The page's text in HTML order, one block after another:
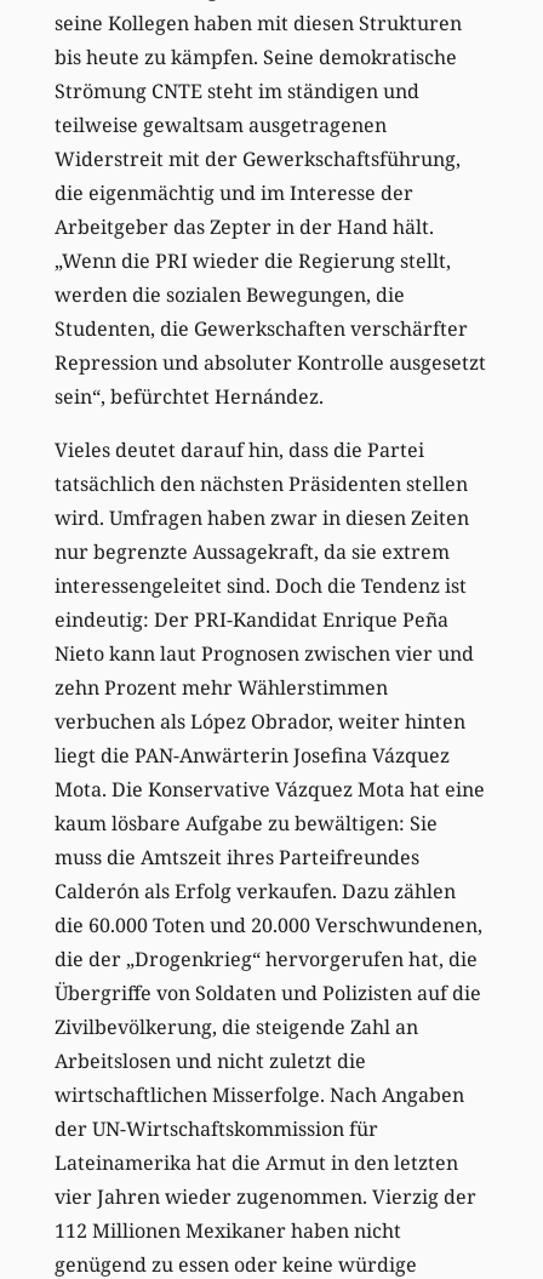
seine Kollegen haben mit diesen Strukturen
bis heute zu kämpfen. Seine demokratische
Strömung CNTE steht im ständigen und
teilweise gewaltsam ausgetragenen
Widerstreit mit der Gewerkschaftsführung,
die eigenmächtig und im Interesse der
Arbeitgeber das Zepter in der Hand hält.
„Wenn die PRI wieder die Regierung stellt,
werden die sozialen Bewegungen, die
Studenten, die Gewerkschaften verschärfter
Repression und absoluter Kontrolle ausgesetzt
sein“, befürchtet Hernández.
Vieles deutet darauf hin, dass die Partei
tatsächlich den nächsten Präsidenten stellen
wird. Umfragen haben zwar in diesen Zeiten
nur begrenzte Aussagekraft, da sie extrem
interessengeleitet sind. Doch die Tendenz ist
eindeutig: Der PRI-Kandidat Enrique Peña
Nieto kann laut Prognosen zwischen vier und
zehn Prozent mehr Wählerstimmen
verbuchen als López Obrador, weiter hinten
liegt die PAN-Anwärterin Josefina Vázquez
Mota. Die Konservative Vázquez Mota hat eine
kaum lösbare Aufgabe zu bewältigen: Sie
muss die Amtszeit ihres Parteifreundes
Calderón als Erfolg verkaufen. Dazu zählen
die 60.000 Toten und 20.000 Verschwundenen,
die der „Drogenkrieg“ hervorgerufen hat, die
Übergriffe von Soldaten und Polizisten auf die
Zivilbevölkerung, die steigende Zahl an
Arbeitslosen und nicht zuletzt die
wirtschaftlichen Misserfolge. Nach Angaben
der UN-Wirtschaftskommission für
Lateinamerika hat die Armut in den letzten
vier Jahren wieder zugenommen. Vierzig der
112 Millionen Mexikaner haben nicht
genügend zu essen oder keine würdige